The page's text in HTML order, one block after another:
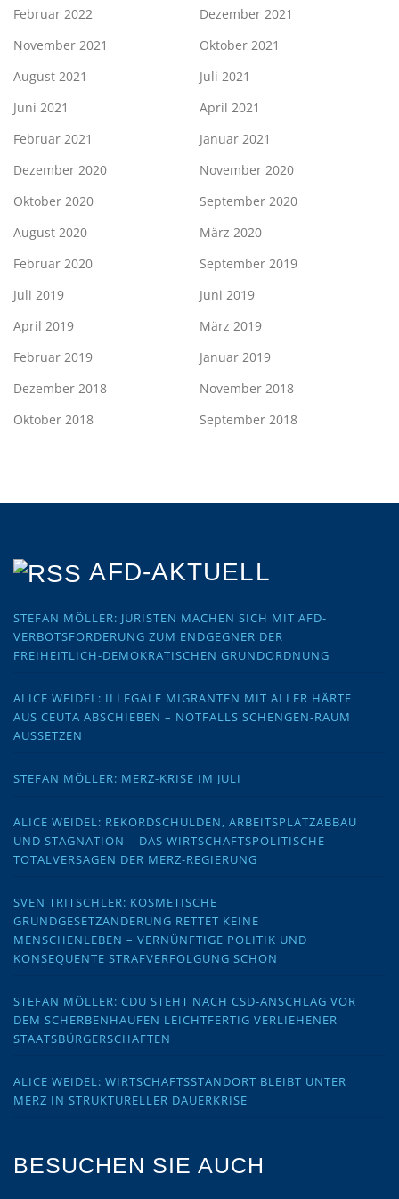
Februar 2022
Dezember 2021
November 2021
Oktober 2021
August 2021
Juli 2021
Juni 2021
April 2021
Februar 2021
Januar 2021
Dezember 2020
November 2020
Oktober 2020
September 2020
August 2020
März 2020
Februar 2020
September 2019
Juli 2019
Juni 2019
April 2019
März 2019
Februar 2019
Januar 2019
Dezember 2018
November 2018
Oktober 2018
September 2018
AFD-AKTUELL
STEFAN MÖLLER: JURISTEN MACHEN SICH MIT AFD-
VERBOTSFORDERUNG ZUM ENDGEGNER DER
FREIHEITLICH-DEMOKRATISCHEN GRUNDORDNUNG
ALICE WEIDEL: ILLEGALE MIGRANTEN MIT ALLER HÄRTE
AUS CEUTA ABSCHIEBEN – NOTFALLS SCHENGEN-RAUM
AUSSETZEN
STEFAN MÖLLER: MERZ-KRISE IM JULI
ALICE WEIDEL: REKORDSCHULDEN, ARBEITSPLATZABBAU
UND STAGNATION – DAS WIRTSCHAFTSPOLITISCHE
TOTALVERSAGEN DER MERZ-REGIERUNG
SVEN TRITSCHLER: KOSMETISCHE
GRUNDGESETZÄNDERUNG RETTET KEINE
MENSCHENLEBEN – VERNÜNFTIGE POLITIK UND
KONSEQUENTE STRAFVERFOLGUNG SCHON
STEFAN MÖLLER: CDU STEHT NACH CSD-ANSCHLAG VOR
DEM SCHERBENHAUFEN LEICHTFERTIG VERLIEHENER
STAATSBÜRGERSCHAFTEN
ALICE WEIDEL: WIRTSCHAFTSSTANDORT BLEIBT UNTER
MERZ IN STRUKTURELLER DAUERKRISE
BESUCHEN SIE AUCH